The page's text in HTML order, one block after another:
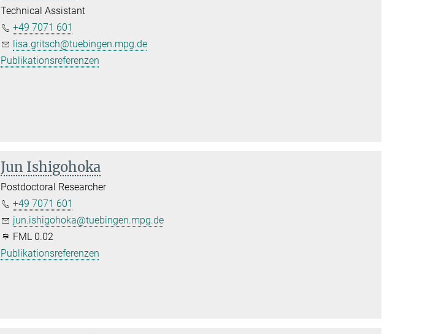
Technical Assistant
+49 7071 601
lisa.gritsch@tuebingen.mpg.de
Publikationsreferenzen
Jun Ishigohoka
Postdoctoral Researcher
+49 7071 601
jun.ishigohoka@tuebingen.mpg.de
FML 0.02
Publikationsreferenzen